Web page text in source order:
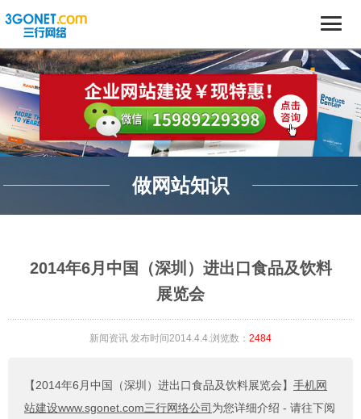
做网站知识
2014年6月中国（深圳）进出口食品及饮料
展览会
新闻资讯 发布时间2014.4.4.浏览数： 2484
【2014年6月中国（深圳）进出口食品及饮料展览会】 手机网
站建设www.sgonet.com三行网络公司 为您详细介绍 - 请往下阅